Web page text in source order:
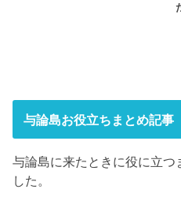
与論島お役立ちまとめ記事
与論島に来たときに役に立つ
した。